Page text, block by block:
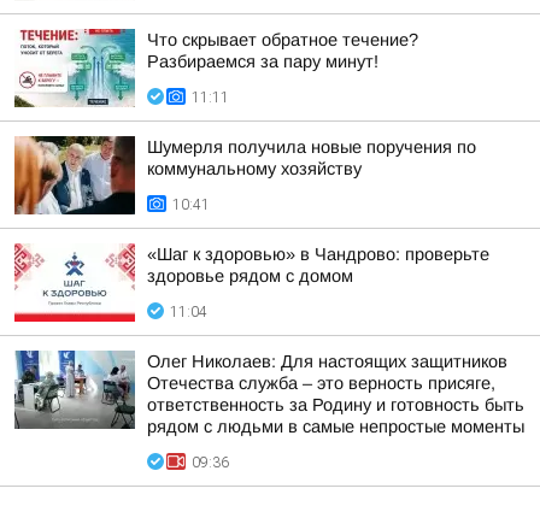
Что скрывает обратное течение?
Разбираемся за пару минут!
11:11
Шумерля получила новые поручения по
коммунальному хозяйству
10:41
«Шаг к здоровью» в Чандрово: проверьте
здоровье рядом с домом
11:04
Олег Николаев: Для настоящих защитников
Отечества служба – это верность присяге,
ответственность за Родину и готовность быть
рядом с людьми в самые непростые моменты
09:36